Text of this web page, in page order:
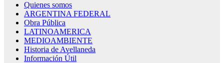
Quienes somos
ARGENTINA FEDERAL
Obra Pública
LATINOAMERICA
MEDIOAMBIENTE
Historia de Avellaneda
Información Útil